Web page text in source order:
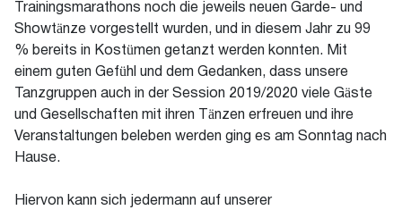
Trainingsmarathons noch die jeweils neuen Garde- und
Showtänze vorgestellt wurden, und in diesem Jahr zu 99
% bereits in Kostümen getanzt werden konnten. Mit
einem guten Gefühl und dem Gedanken, dass unsere
Tanzgruppen auch in der Session 2019/2020 viele Gäste
und Gesellschaften mit ihren Tänzen erfreuen und ihre
Veranstaltungen beleben werden ging es am Sonntag nach
Hause.
Hiervon kann sich jedermann auf unserer